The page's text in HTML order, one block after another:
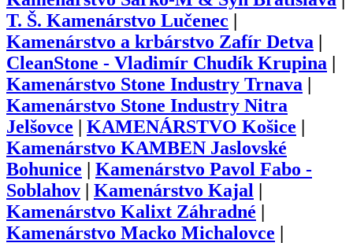
T. Š. Kamenárstvo Lučenec
Kamenárstvo a krbárstvo Zafír Detva
CleanStone - Vladimír Chudík Krupina
Kamenárstvo Stone Industry Trnava
Kamenárstvo Stone Industry Nitra
Jelšovce
KAMENÁRSTVO Košice
Kamenárstvo KAMBEN Jaslovské
Bohunice
Kamenárstvo Pavol Fabo -
Soblahov
Kamenárstvo Kajal
Kamenárstvo Kalixt Záhradné
Kamenárstvo Macko Michalovce